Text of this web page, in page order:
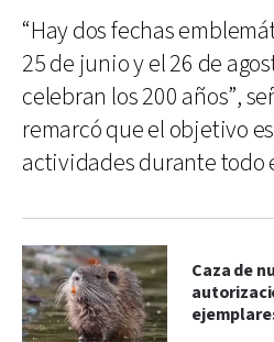
“Hay dos fechas
25 de junio y el 26 de
celebran los 200 años”,
remarcó que el objetivo
actividades durante todo
Caza de